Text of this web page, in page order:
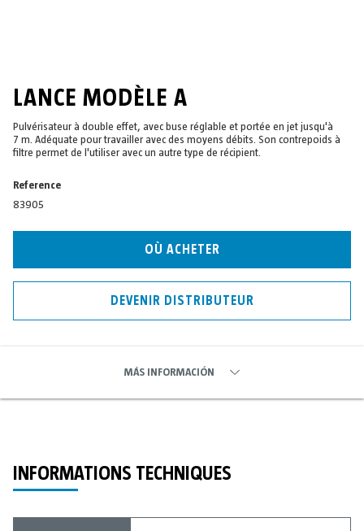
LANCE MODÈLE A
Pulvérisateur à double effet, avec buse réglable et portée en jet jusqu'à
7 m. Adéquate pour travailler avec des moyens débits. Son contrepoids à
filtre permet de l'utiliser avec un autre type de récipient.
Reference
83905
OÙ ACHETER
DEVENIR DISTRIBUTEUR
MÁS INFORMACIÓN
INFORMATIONS TECHNIQUES